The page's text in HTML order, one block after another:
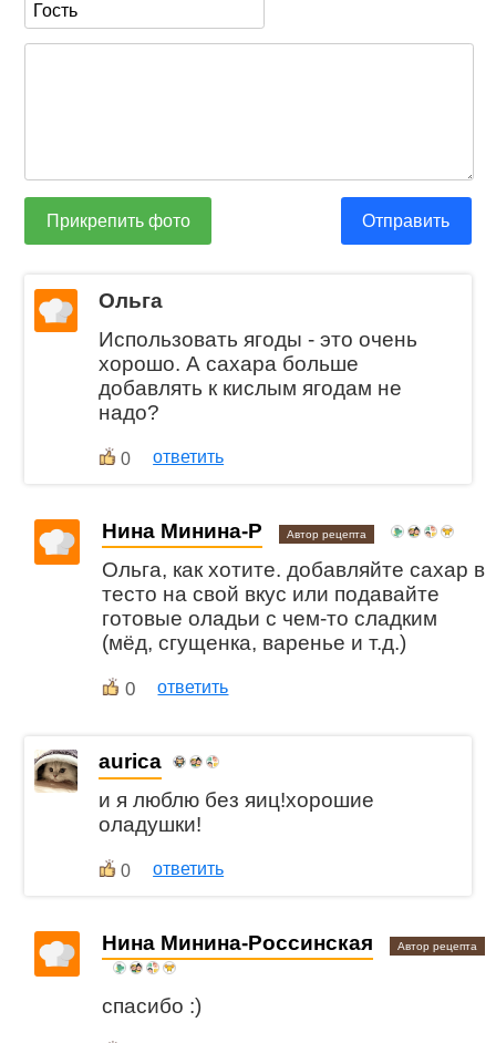
Прикрепить фото Отправить
Ольга
Использовать ягоды - это очень
хорошо. А сахара больше
добавлять к кислым ягодам не
надо?
0 ответить
Нина Минина-Р Автор рецепта
Ольга, как хотите. добавляйте сахар в
тесто на свой вкус или подавайте
готовые оладьи с чем-то сладким
(мёд, сгущенка, варенье и т.д.)
0 ответить
aurica
и я люблю без яиц!хорошие
оладушки!
0 ответить
Нина Минина-Россинская Автор рецепта
спасибо :)